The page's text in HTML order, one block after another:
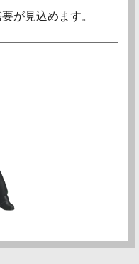
が見込めます。